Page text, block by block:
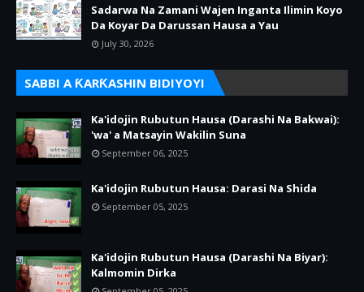
Sadarwa Na Zamani Wajen Inganta Ilimin Koyo
Da Koyar Da Darussan Hausa a Yau
July 30, 2026
SABBI A ƘARƘASHIN BIDIYOYI
Ka'idojin Rubutun Hausa (Darashi Na Bakwai):
'wa' a Matsayin Wakilin Suna
September 06, 2025
Ka'idojin Rubutun Hausa: Darasi Na Shida
September 05, 2025
Ka'idojin Rubutun Hausa (Darashi Na Biyar):
Kalmomin Dirka